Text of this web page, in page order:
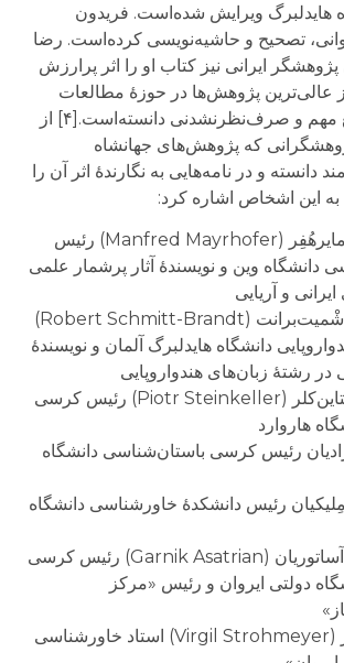
هایدلبرگ ویرایش شده‌است. فریدون
تصحیح و حاشیه‌نویسی کرده‌است. رضا
ایرانی نیز کتاب او را اثر پرارزش
عالی‌ترین پژوهش‌ها در حوزهٔ مطالعات
ایرانی و یک مرجع مهم و صرف‌نظرنشدنی دانسته‌است.[۴] از
که پژوهش‌های جهانشاه
دانسته و در نامه‌هایی به نگارندهٔ اثر آن را
به این اشخاص اشاره کرد:
پروفسور مانفرد مایرهُفِر (Manfred Mayrhofer) رئیس
دانشگاه وین و نویسندهٔ آثار پرشمار علمی
و آریایی
پروفسور روبرت شْمیت‌برانت (Robert Schmitt-Brandt)
دانشگاه هایدلبرگ آلمان و نویسندهٔ
رشتهٔ زبان‌های هندواروپایی
پروفسور پیوتر شْتاین‌کلر (Piotr Steinkeller) رئیس کرسی
هاروارد
رئیس کرسی باستان‌شناسی دانشگاه
رئیس دانشکدهٔ خاورشناسی دانشگاه
پروفسور گارنیک آساتوریان (Garnik Asatrian) رئیس کرسی
دولتی ایروان و رئیس «مرکز
ویرجیل سْترومایر (Virgil Strohmeyer) استاد خاورشناسی